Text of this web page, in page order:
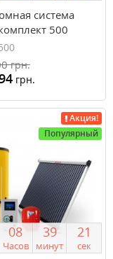
система
500
грн.
грн.
Акция!
Популярный
08
Часов
39
минут
21
сек